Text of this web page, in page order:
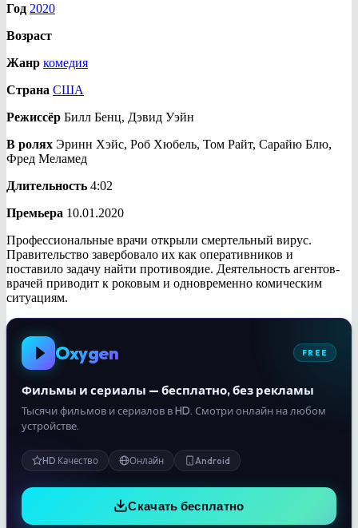
Год 2020
Возраст
Жанр комедия
Страна США
Режиссёр Билл Бенц, Дэвид Уэйн
В ролях Эринн Хэйс, Роб Хюбель, Том Райт, Сарайю Блю,
Фред Меламед
Длительность 4:02
Премьера 10.01.2020
Профессиональные врачи открыли смертельный вирус.
Правительство завербовало их как оперативников и
поставило задачу найти противоядие. Деятельность агентов-
врачей приводит к роковым и одновременно комическим
ситуациям.
Oxygen FREE
Фильмы и сериалы — бесплатно, без рекламы
Тысячи фильмов и сериалов в HD. Смотри онлайн на любом
устройстве.
HD Качество Онлайн Android
Скачать бесплатно